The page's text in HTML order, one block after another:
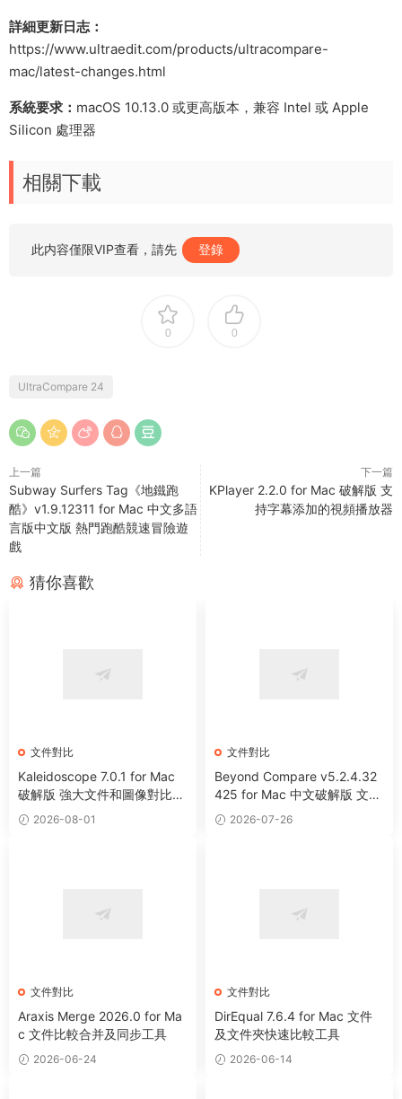
詳細更新日志：
https://www.ultraedit.com/products/ultracompare-
mac/latest-changes.html
系統要求： macOS 10.13.0 或更高版本，兼容 Intel 或 Apple
Silicon 處理器
相關下載
此内容僅限VIP查看，請先 登錄
0 0
UltraCompare 24
上一篇
Subway Surfers Tag《地鐵跑
酷》v1.9.12311 for Mac 中文多語
言版中文版 熱門跑酷競速冒險遊
戲
下一篇
KPlayer 2.2.0 for Mac 破解版 支
持字幕添加的視頻播放器
猜你喜歡
文件對比
Kaleidoscope 7.0.1 for Mac
破解版 強大文件和圖像對比工
具 2026-08-01
文件對比
Beyond Compare v5.2.4.32
425 for Mac 中文破解版 文本
文件對比工具
2026-07-26
文件對比
Araxis Merge 2026.0 for Ma
c 文件比較合并及同步工具
2026-06-24
文件對比
DirEqual 7.6.4 for Mac 文件
及文件夾快速比較工具
2026-06-14